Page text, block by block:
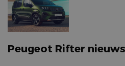
Peugeot Rifter nieuws
Strikt noodzakelijk
Functioneel
Strikt noodzakelijke cookies
kernfunctionaliteiten van de